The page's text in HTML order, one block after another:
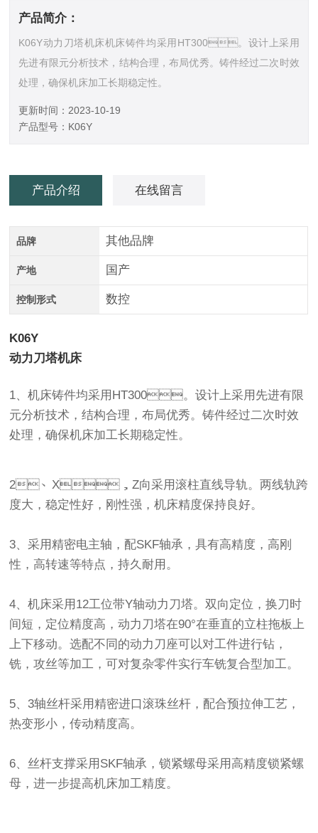
产品简介：
K06Y动力刀塔机床机床铸件均采用HT300。设计上采用
先进有限元分析技术，结构合理，布局优秀。铸件经过二次时效
处理，确保机床加工长期稳定性。
更新时间：2023-10-19
产品型号：K06Y
产品介绍 在线留言
品牌 其他品牌
产地 国产
控制形式 数控
K06Y
动力刀塔机床
1、机床铸件均采用HT300。设计上采用先进有限
元分析技术，结构合理，布局优秀。铸件经过二次时效
处理，确保机床加工长期稳定性。
2、X，Z向采用滚柱直线导轨。两线轨跨
度大，稳定性好，刚性强，机床精度保持良好。
3、采用精密电主轴，配SKF轴承，具有高精度，高刚
性，高转速等特点，持久耐用。
4、机床采用12工位带Y轴动力刀塔。双向定位，换刀时
间短，定位精度高，动力刀塔在90°在垂直的立柱拖板上
上下移动。选配不同的动力刀座可以对工件进行钻，
铣，攻丝等加工，可对复杂零件实行车铣复合型加工。
5、3轴丝杆采用精密进口滚珠丝杆，配合预拉伸工艺，
热变形小，传动精度高。
6、丝杆支撑采用SKF轴承，锁紧螺母采用高精度锁紧螺
母，进一步提高机床加工精度。